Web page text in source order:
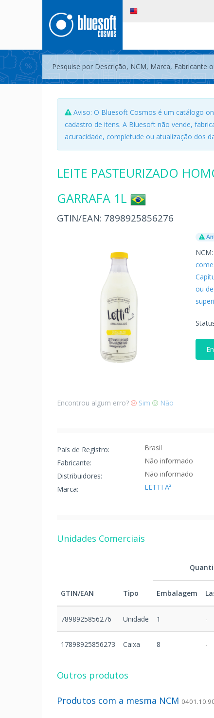
Aviso: O Bluesoft Cosmos é um catálogo
cadastro de itens. A Bluesoft não vende,
acuracidade, completude ou atualização dos
LEITE PASTEURIZADO
GARRAFA 1L
GTIN/EAN: 7898925856276
NCM:
ou
Encontrou algum erro? Sim Não
País de Registro:
Brasil
Fabricante:
Não informado
Distribuidores:
Não informado
Marca:
LETTI A²
Unidades Comerciais
GTIN/EAN Tipo Embalagem
7898925856276 Unidade 1 -
17898925856273 Caixa 8 -
Outros produtos
Produtos com a mesma NCM